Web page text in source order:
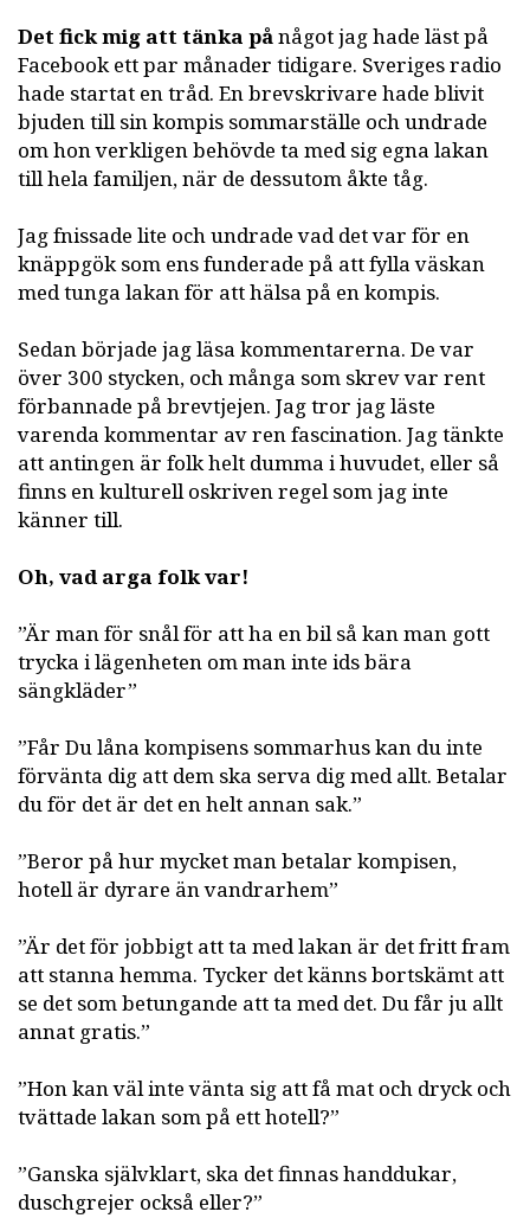
Det fick mig att tänka pånågot jag hade läst på
Facebook ett par månader tidigare. Sveriges radio
hade startat en tråd. En brevskrivare hade blivit
bjuden till sin kompis sommarställe och undrade
om hon verkligen behövde ta med sig egna lakan
till hela familjen, när de dessutom åkte tåg.
Jag fnissade lite och undrade vad det var för en
knäppgök som ens funderade på att fylla väskan
med tunga lakan för att hälsa på en kompis.
Sedan började jag läsa kommentarerna. De var
över 300 stycken, och många som skrev var rent
förbannade på brevtjejen. Jag tror jag läste
varenda kommentar av ren fascination. Jag tänkte
att antingen är folk helt dumma i huvudet, eller så
finns en kulturell oskriven regel som jag inte
känner till.
Oh, vad arga folk var!
”Är man för snål för att ha en bil så kan man gott
trycka i lägenheten om man inte ids bära
sängkläder”
”Får Du låna kompisens sommarhus kan du inte
förvänta dig att dem ska serva dig med allt. Betalar
du för det är det en helt annan sak.”
”Beror på hur mycket man betalar kompisen,
hotell är dyrare än vandrarhem”
”Är det för jobbigt att ta med lakan är det fritt fram
att stanna hemma. Tycker det känns bortskämt att
se det som betungande att ta med det. Du får ju allt
annat gratis.”
”Hon kan väl inte vänta sig att få mat och dryck och
tvättade lakan som på ett hotell?”
”Ganska självklart, ska det finnas handdukar,
duschgrejer också eller?”